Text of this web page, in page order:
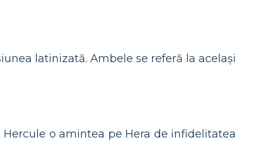
latinizată. Ambele se referă la același
o amintea pe Hera de infidelitatea